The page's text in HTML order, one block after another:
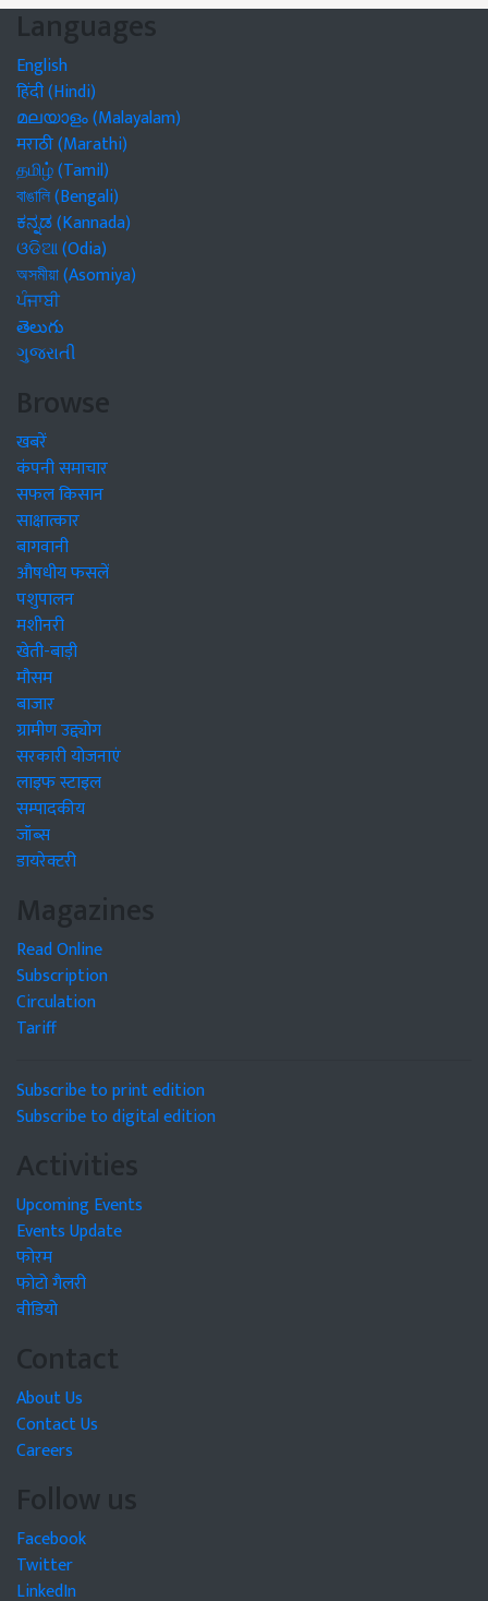
Languages
English
हिंदी (Hindi)
മലയാളം (Malayalam)
मराठी (Marathi)
தமிழ் (Tamil)
বাঙালি (Bengali)
ಕನ್ನಡ (Kannada)
ଓଡିଆ (Odia)
অসমীয়া (Asomiya)
ਪੰਜਾਬੀ
తెలుగు
ગુજરાતી
Browse
खबरें
कंपनी समाचार
सफल किसान
साक्षात्कार
बागवानी
औषधीय फसलें
पशुपालन
मशीनरी
खेती-बाड़ी
मौसम
बाजार
ग्रामीण उद्द्योग
सरकारी योजनाएं
लाइफ स्टाइल
सम्पादकीय
जॉब्स
डायरेक्टरी
Magazines
Read Online
Subscription
Circulation
Tariff
Subscribe to print edition
Subscribe to digital edition
Activities
Upcoming Events
Events Update
फोरम
फोटो गैलरी
वीडियो
Contact
About Us
Contact Us
Careers
Follow us
Facebook
Twitter
LinkedIn